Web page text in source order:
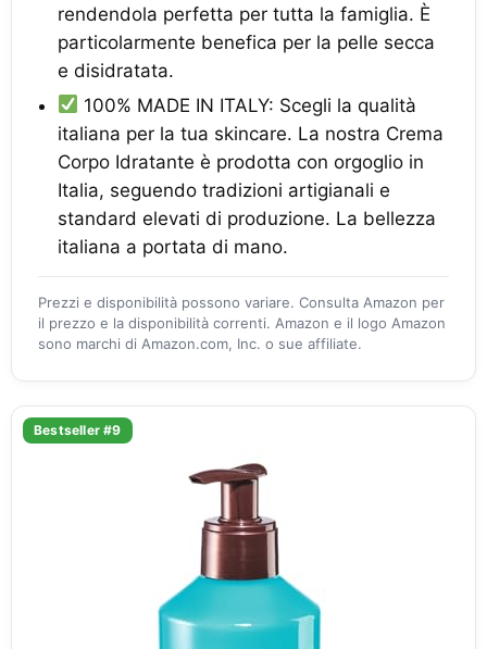
rendendola perfetta per tutta la famiglia. È
particolarmente benefica per la pelle secca
e disidratata.
100% MADE IN ITALY: Scegli la qualità
italiana per la tua skincare. La nostra Crema
Corpo Idratante è prodotta con orgoglio in
Italia, seguendo tradizioni artigianali e
standard elevati di produzione. La bellezza
italiana a portata di mano.
Prezzi e disponibilità possono variare. Consulta Amazon per
il prezzo e la disponibilità correnti. Amazon e il logo Amazon
sono marchi di Amazon.com, Inc. o sue affiliate.
Bestseller #9